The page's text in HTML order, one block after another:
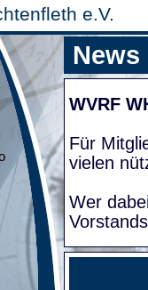
e.V.
News
WVRF
Für
vielen
Wer